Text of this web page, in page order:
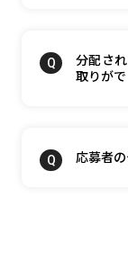
分配さ
取りがで
応募者